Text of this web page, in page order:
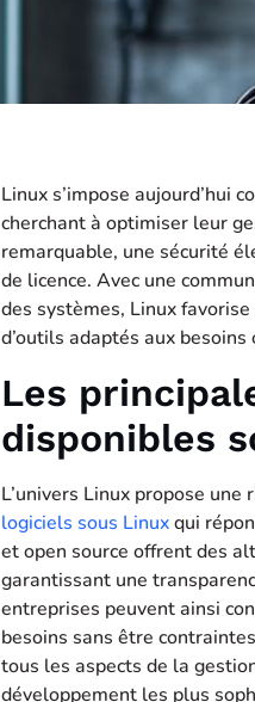
Linux s’impose aujourd’hui
cherchant à optimiser leur
remarquable, une sécurité
de licence. Avec une
des systèmes, Linux
d’outils adaptés aux
Les
disponibles
L’univers Linux propose
logiciels sous Linuxqui
et open source offrent des
garantissant une
entreprises peuvent ainsi
besoins sans être
tous les aspects de la
développement les plus